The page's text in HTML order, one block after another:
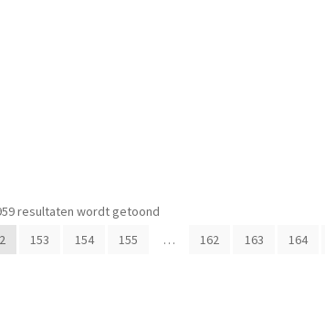
resultaten wordt getoond
153 154 155 … 162 163 164